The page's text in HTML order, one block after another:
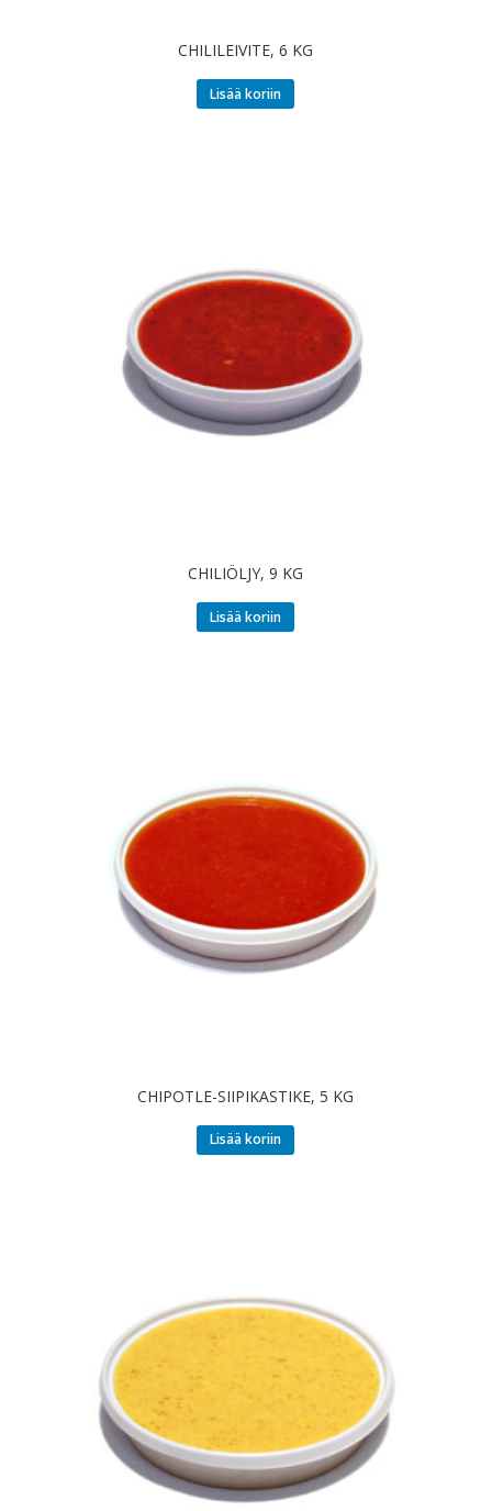
CHILILEIVITE, 6 KG
Lisää koriin
CHILIÖLJY, 9 KG
Lisää koriin
CHIPOTLE-SIIPIKASTIKE, 5 KG
Lisää koriin